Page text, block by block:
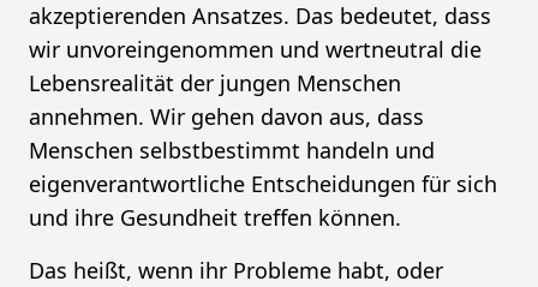
akzeptierenden Ansatzes. Das bedeutet, dass
wir unvoreingenommen und wertneutral die
Lebensrealität der jungen Menschen
annehmen. Wir gehen davon aus, dass
Menschen selbstbestimmt handeln und
eigenverantwortliche Entscheidungen für sich
und ihre Gesundheit treffen können.
Das heißt, wenn ihr Probleme habt, oder